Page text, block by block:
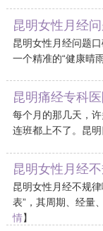
昆明女性月经
昆明女性月经问题
一个精准的“健康晴
昆明痛经专科
每个月的那几天，
连班都上不了。昆
昆明女性月经
昆明女性月经不规
表”，其周期、经量
情】